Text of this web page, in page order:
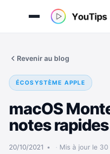
Revenir au blog
ÉCOSYSTÈME APPLE
macOS
notes rapides
20/10/2021 Mis à jour le 30